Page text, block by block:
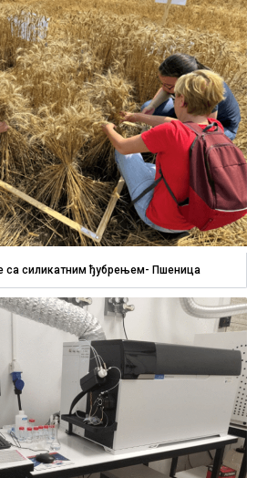
са силикатним ђубрењем- Пшеница